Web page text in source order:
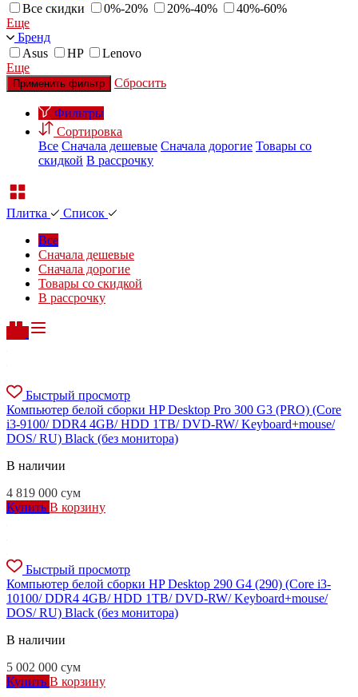
Все скидки
0%-20% 20%-40%
40%-60%
Еще
Бренд
Asus
HP
Lenovo
Еще
Применить фильтр Сбросить
Фильтры
Сортировка
Все Сначала дешевые Сначала дорогие Товары со
скидкой В рассрочку
Плитка
Список
Все
Сначала дешевые
Сначала дорогие
Товары со скидкой
В рассрочку
Быстрый просмотр
Компьютер белой сборки HP Desktop Pro 300 G3 (PRO) (Core
i3-9100/ DDR4 4GB/ HDD 1TB/ DVD-RW/ Keyboard+mouse/
DOS/ RU) Black (без монитора)
В наличии
4 819 000 сум
Купить В корзину
Быстрый просмотр
Компьютер белой сборки HP Desktop 290 G4 (290) (Core i3-
10100/ DDR4 4GB/ HDD 1TB/ DVD-RW/ Keyboard+mouse/
DOS/ RU) Black (без монитора)
В наличии
5 002 000 сум
Купить В корзину